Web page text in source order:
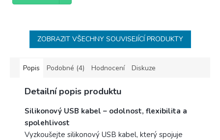
ZOBRAZIT VŠECHNY SOUVISEJÍCÍ PRODUKTY
Popis Podobné (4) Hodnocení Diskuze
Detailní popis produktu
Silikonový USB kabel – odolnost, flexibilita a
spolehlivost
Vyzkoušejte silikonový USB kabel, který spojuje